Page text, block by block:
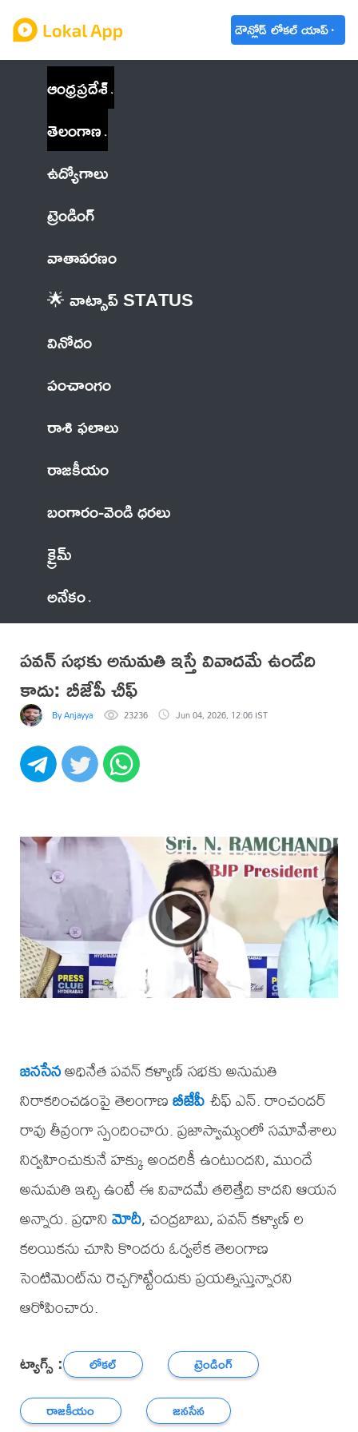
డౌన్లోడ్ లోకల్ యాప్
ఆంధ్రప్రదేశ్
తెలంగాణ
ఉద్యోగాలు
ట్రెండింగ్
వాతావరణం
🌟 వాట్సాప్ STATUS
వినోదం
పంచాంగం
రాశి ఫలాలు
రాజకీయం
బంగారం-వెండి ధరలు
క్రైమ్
అనేకం
పవన్ సభకు అనుమతి ఇస్తే వివాదమే ఉండేది
కాదు: బీజేపీ చీఫ్‌
By Anjayya 23236 Jun 04, 2026, 12:06 IST
జనసేనఅధినేత పవన్ కళ్యాణ్ సభకు అనుమతి
నిరాకరించడంపై తెలంగాణబీజేపీచీఫ్ ఎన్. రాంచందర్
రావు తీవ్రంగా స్పందించారు. ప్రజాస్వామ్యంలో సమావేశాలు
నిర్వహించుకునే హక్కు అందరికీ ఉంటుందని, ముందే
అనుమతి ఇచ్చి ఉంటే ఈ వివాదమే తలెత్తేది కాదని ఆయన
అన్నారు. ప్రధానిమోదీ, చంద్రబాబు, పవన్ కళ్యాణ్ ల
కలయికను చూసి కొందరు ఓర్వలేక తెలంగాణ
సెంటిమెంట్‌ను రెచ్చగొట్టేందుకు ప్రయత్నిస్తున్నారని
ఆరోపించారు.
ట్యాగ్స్ : లోకల్
ట్రెండింగ్
రాజకీయం
జనసేన